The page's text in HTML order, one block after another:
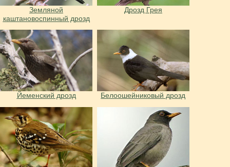
Земляной
каштановоспинный дрозд
Дрозд Грея
Йеменский дрозд Белоошейниковый дрозд